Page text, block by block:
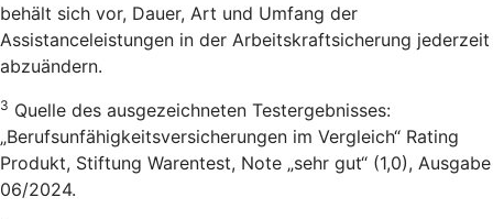
behält sich vor, Dauer, Art und Umfang der
Assistanceleistungen in der Arbeitskraftsicherung jederzeit
abzuändern.
3 Quelle des ausgezeichneten Testergebnisses:
„Berufsunfähigkeitsversicherungen im Vergleich“ Rating
Produkt, Stiftung Warentest, Note „sehr gut“ (1,0), Ausgabe
06/2024.